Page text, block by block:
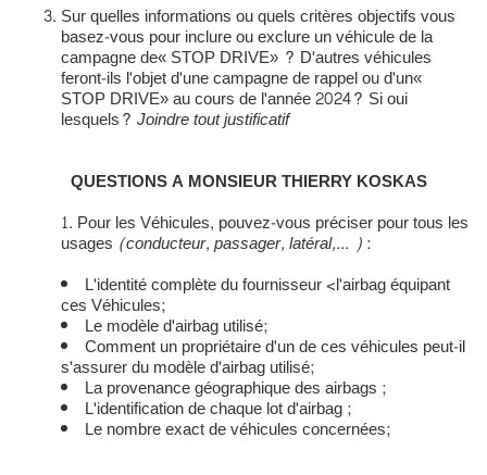
Sur quelles informations ou quels critères objectifs vous
basez-vous pour inclure ou exclure un véhicule de la
campagne de« STOP DRIVE» ? D'autres véhicules
feront-ils l'objet d'une campagne de rappel ou d'un«
STOP DRIVE» au cours de l'année 2024? Si oui
lesquels? Joindre tout justificatif
QUESTIONS A MONSIEUR THIERRYKOSKAS
Pour les Véhicules, pouvez-vous préciser pour tous les
usages (conducteur, passager, latéral,... ):
L'identité complète du fournisseur <l'airbag équipant
ces Véhicules;
Le modèle d'airbag utilisé;
Comment un propriétaire d'un de ces véhicules peut-il
s'assurer du modèle d'airbag utilisé;
La provenance géographique des airbags ;
L'identification de chaque lot d'airbag ;
Le nombre exact de véhicules concernées;